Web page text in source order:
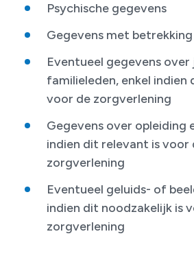
Psychische gegevens
Gegevens met
Eventueel gegevens over
familieleden, enkel indien
voor de zorgverlening
Gegevens over opleiding
indien dit relevant is voor
zorgverlening
Eventueel geluids- of
indien dit noodzakelijk is
zorgverlening